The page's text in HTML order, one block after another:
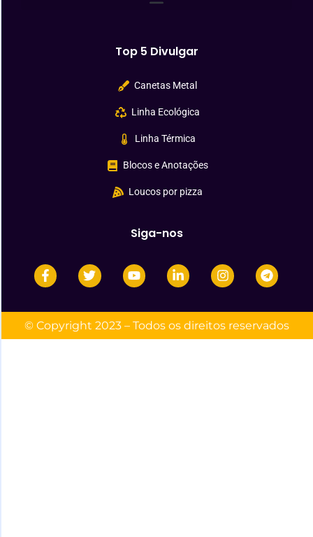
Top 5 Divulgar
Canetas Metal
Linha Ecológica
Linha Térmica
Blocos e Anotações
Loucos por pizza
Siga-nos
© Copyright 2023 – Todos os direitos reservados